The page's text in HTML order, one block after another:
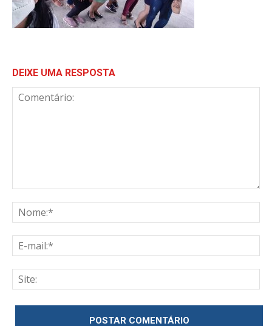
DEIXE UMA RESPOSTA